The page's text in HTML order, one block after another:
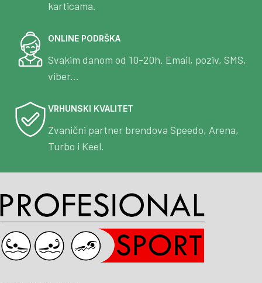
karticama.
ONLINE PODRŠKA
Svakim danom od 10-20h. Email, poziv, SMS,
viber...
VRHUNSKI KVALITET
Zvanični partner brendova Speedo, Arena,
Turbo i Keel.